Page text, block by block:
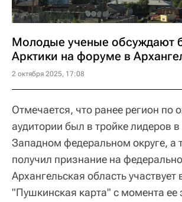
Молодые ученые обсуждают
Арктики на форуме в
2 октября 2025, 17:08
Отмечается, что ранее регион по
аудитории был в тройке лидеров
Западном федеральном округе, а
получил признание на
Архангельская область
"Пушкинская карта" с момента ее